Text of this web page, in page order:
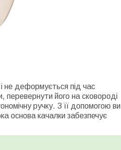
і не деформується під час
перевернути його на сковороді
ручку. З її допомогою ви
основа качалки забезпечує